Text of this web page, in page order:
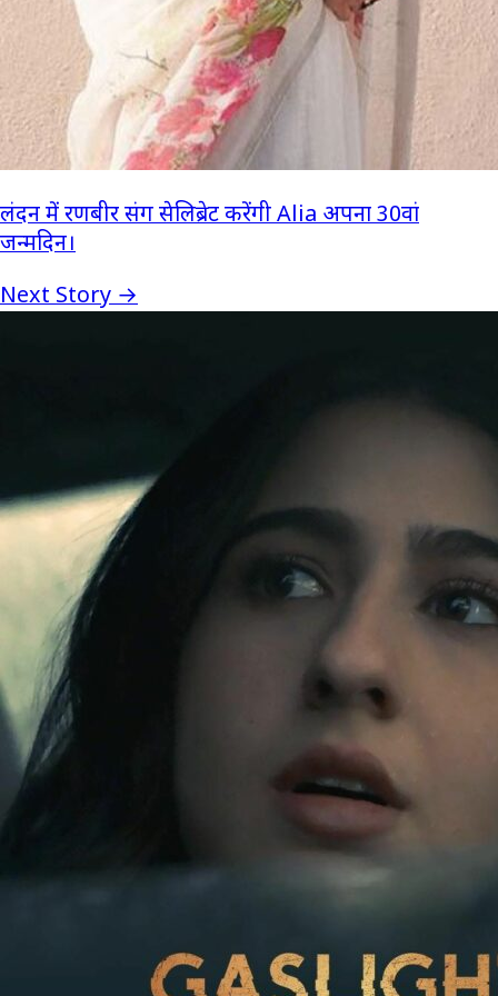
लंदन में रणबीर संग सेलिब्रेट करेंगी Alia अपना 30वां
जन्मदिन।
Next Story →